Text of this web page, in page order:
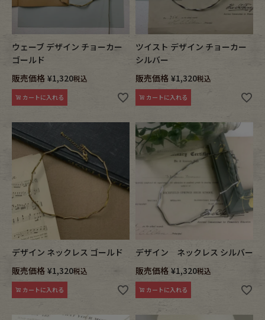
ウェーブ デザイン チョーカー
ゴールド
販売価格 ¥1,320税込
カートに入れる
ツイスト デザイン チョーカー
シルバー
販売価格 ¥1,320税込
カートに入れる
デザイン ネックレス ゴールド
販売価格 ¥1,320税込
カートに入れる
デザイン ネックレス シルバー
販売価格 ¥1,320税込
カートに入れる